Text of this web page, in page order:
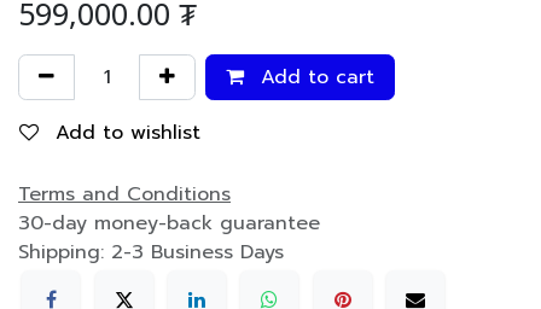
Add to cart
Add to wishlist
Terms and Conditions
30-day money-back guarantee
Shipping: 2-3 Business Days